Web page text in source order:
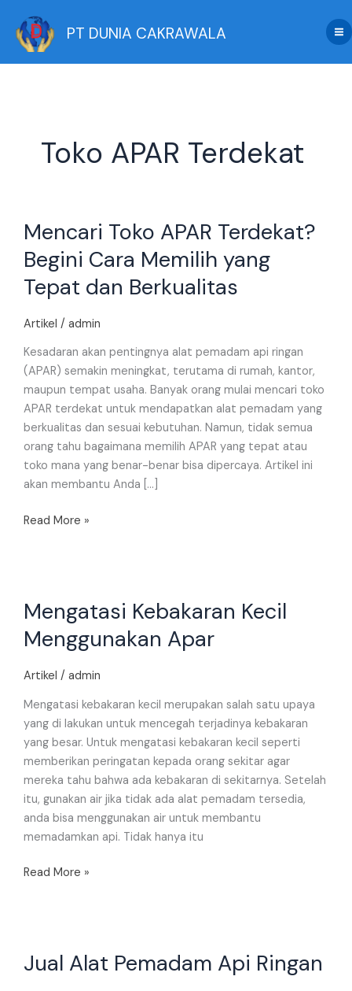
content
PT DUNIA CAKRAWALA
Toko APAR Terdekat
Mencari Toko APAR Terdekat?
Begini Cara Memilih yang
Tepat dan Berkualitas
Artikel / admin
Kesadaran akan pentingnya alat pemadam api ringan
(APAR) semakin meningkat, terutama di rumah, kantor,
maupun tempat usaha. Banyak orang mulai mencari toko
APAR terdekat untuk mendapatkan alat pemadam yang
berkualitas dan sesuai kebutuhan. Namun, tidak semua
orang tahu bagaimana memilih APAR yang tepat atau
toko mana yang benar-benar bisa dipercaya. Artikel ini
akan membantu Anda […]
Toko
Terdekat?
Begini
Memilih
Tepat
dan
Berkualitas
Read More »
Mengatasi Kebakaran Kecil
Menggunakan Apar
Artikel / admin
Mengatasi kebakaran kecil merupakan salah satu upaya
yang di lakukan untuk mencegah terjadinya kebakaran
yang besar. Untuk mengatasi kebakaran kecil seperti
memberikan peringatan kepada orang sekitar agar
mereka tahu bahwa ada kebakaran di sekitarnya. Setelah
itu, gunakan air jika tidak ada alat pemadam tersedia,
anda bisa menggunakan air untuk membantu
memadamkan api. Tidak hanya itu
Kebakaran
Menggunakan
Read More »
Jual Alat Pemadam Api Ringan
Alat